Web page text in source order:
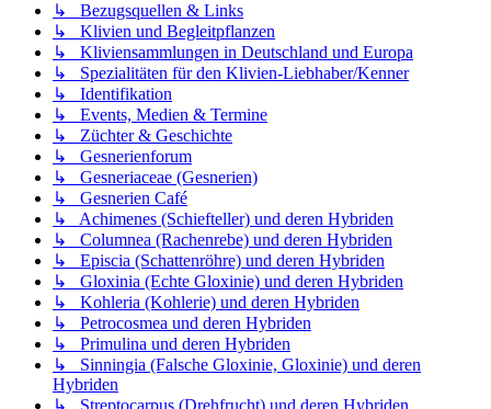
↳ Bezugsquellen & Links
↳ Klivien und Begleitpflanzen
↳ Kliviensammlungen in Deutschland und Europa
↳ Spezialitäten für den Klivien-Liebhaber/Kenner
↳ Identifikation
↳ Events, Medien & Termine
↳ Züchter & Geschichte
↳ Gesnerienforum
↳ Gesneriaceae (Gesnerien)
↳ Gesnerien Café
↳ Achimenes (Schiefteller) und deren Hybriden
↳ Columnea (Rachenrebe) und deren Hybriden
↳ Episcia (Schattenröhre) und deren Hybriden
↳ Gloxinia (Echte Gloxinie) und deren Hybriden
↳ Kohleria (Kohlerie) und deren Hybriden
↳ Petrocosmea und deren Hybriden
↳ Primulina und deren Hybriden
↳ Sinningia (Falsche Gloxinie, Gloxinie) und deren
Hybriden
↳ Streptocarpus (Drehfrucht) und deren Hybriden